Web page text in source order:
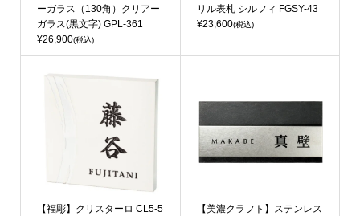
ーガラス（130角）クリアー
ガラス(黒文字) GPL-361
¥26,900(税込)
リル表札 シルフィ FGSY-43
¥23,600(税込)
【福彫】クリスターロ CL5-5
【美濃クラフト】ステンレス